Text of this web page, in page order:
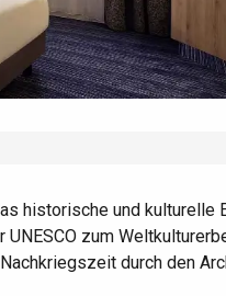
historische und kulturelle
zum
durch den